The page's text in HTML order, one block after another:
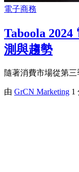
電子商務
Taboola
測與趨勢
隨著消費市場從第
由 GrCN Marketing 1